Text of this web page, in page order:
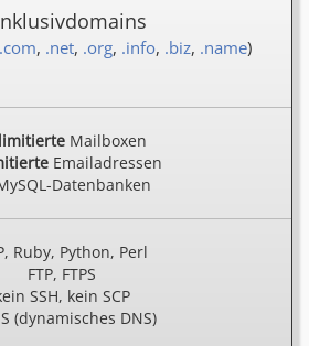
.com, .net, .org, .info, .biz, .name)
Mailboxen
Emailadressen
Datenbanken
Ruby, Python, Perl
FTP, FTPS
SSH, kein SCP
(dynamisches DNS)